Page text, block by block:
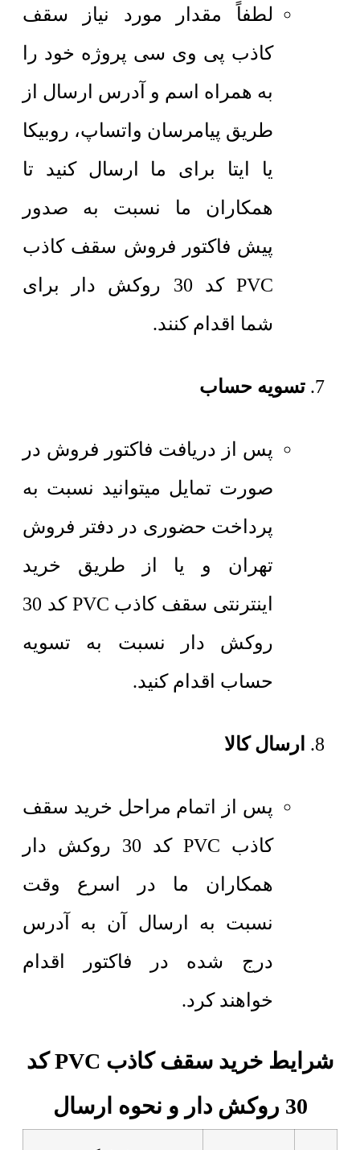
لطفاً مقدار مورد نیاز سقف
کاذب پی وی سی پروژه خود را
به همراه اسم و آدرس ارسال از
طریق پیامرسان واتساپ، روبیکا
یا ایتا برای ما ارسال کنید تا
همکاران ما نسبت به صدور
پیش فاکتور فروش سقف کاذب
PVC کد 30 روکش دار برای
شما اقدام کنند.
تسویه حساب
پس از دریافت فاکتور فروش در
صورت تمایل میتوانید نسبت به
پرداخت حضوری در دفتر فروش
تهران و یا از طریق خرید
اینترنتی سقف کاذب PVC کد 30
روکش دار نسبت به تسویه
حساب اقدام کنید.
ارسال کالا
پس از اتمام مراحل خرید سقف
کاذب PVC کد 30 روکش دار
همکاران ما در اسرع وقت
نسبت به ارسال آن به آدرس
درج شده در فاکتور اقدام
خواهند کرد.
شرایط خرید سقف کاذب PVC کد
30 روکش دار و نحوه ارسال